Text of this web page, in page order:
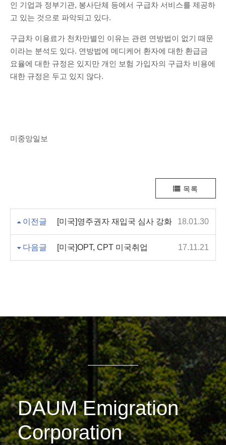
인 기업과 정부기관, 봉사단체 등에서 구급차 서비스를 제공하
고 있는 것으로 파악되고 있다.
구급차 이용료가 천차만별인 이유는 관련 연방법이 없기 때문
이라는 분석도 있다. 연방법에 메디케어 환자에 대한 환급금
요율에 대한 규정은 있지만 개인 보험 가입자의 구급차 비용에
대한 규정은 두고 있지 않다.
미중앙일보
목록
이전글 [미국]영주권자 재입국 심사 강화 18.01.30
다음글 [미국]OPT, CPT 미국취업 17.11.21
DAUM Emigration
Corporation